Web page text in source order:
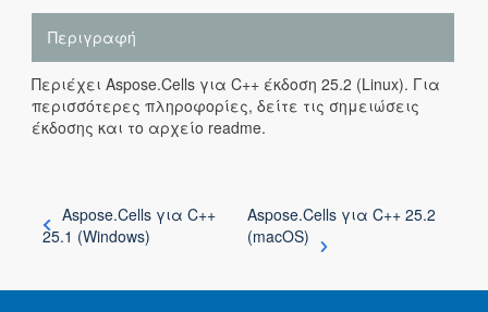
Περιγραφή
Περιέχει Aspose.Cells για C++ έκδοση 25.2 (Linux). Για
περισσότερες πληροφορίες, δείτε τις σημειώσεις
έκδοσης και το αρχείο readme.
Aspose.Cells για C++
25.1 (Windows)
Aspose.Cells για C++ 25.2
(macOS)